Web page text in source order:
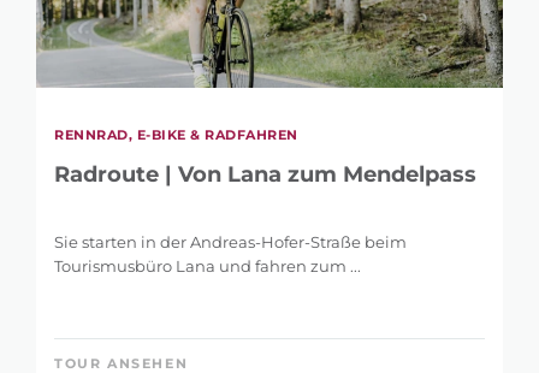
RENNRAD, E-BIKE & RADFAHREN
Radroute | Von Lana zum Mendelpass
Sie starten in der Andreas-Hofer-Straße beim
Tourismusbüro Lana und fahren zum ...
TOUR ANSEHEN